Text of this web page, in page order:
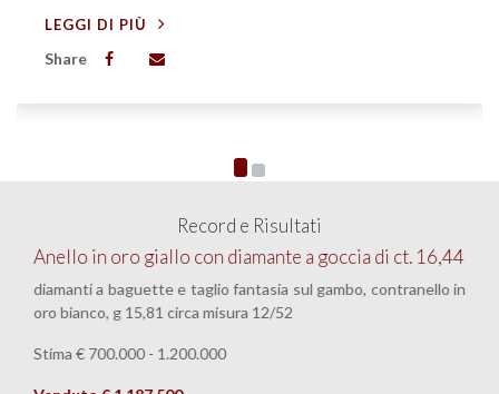
LEGGI DI PIÙ
Share
Record e Risultati
Anello in oro giallo con diamante a goccia di ct. 16,44
diamanti a baguette e taglio fantasia sul gambo, contranello in
oro bianco, g 15,81 circa misura 12/52
Stima€ 700.000 - 1.200.000